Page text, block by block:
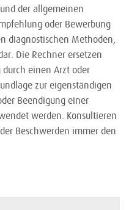
der allgemeinen
oder Bewerbung
diagnostischen Methoden,
Die Rechner ersetzen
einen Arzt oder
zur eigenständigen
Beendigung einer
werden. Konsultieren
Beschwerden immer den